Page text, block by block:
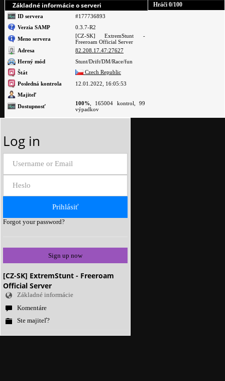
Základné informácie o serveri
ID servera
#177736893
Verzia SAMP
0.3.7-R2
Meno servera
[CZ-SK] ExtremStunt -
Freeroam Official Server
Adresa
82.208.17.47:27627
Herný mód
Stunt/Drift/DM/Race/fun
Štát
Czech Republic
Posledná kontrola
12.01.2022, 16:05:53
Majiteľ
Dostupnosť
100% , 165004 kontrol, 99
výpadkov
Hráči 0/100
Log in
Forgot your password?
Sign up now
[CZ-SK] ExtremStunt - Freeroam
Official Server
Základné informácie
Komentáre
Ste majiteľ?